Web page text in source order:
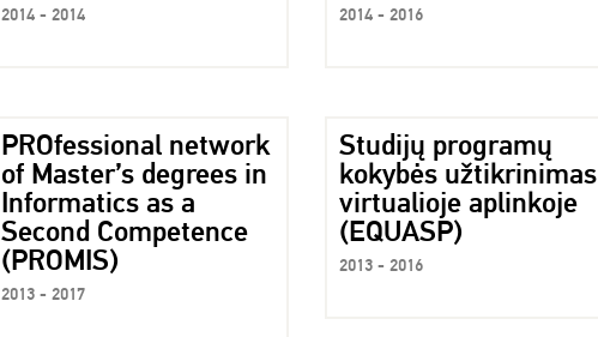
2014 - 2014 2014 - 2016
PROfessional network
of Master’s degrees in
Informatics as a
Second Competence
(PROMIS)
2013 - 2017
Studijų programų
kokybės užtikrinimas
virtualioje aplinkoje
(EQUASP)
2013 - 2016